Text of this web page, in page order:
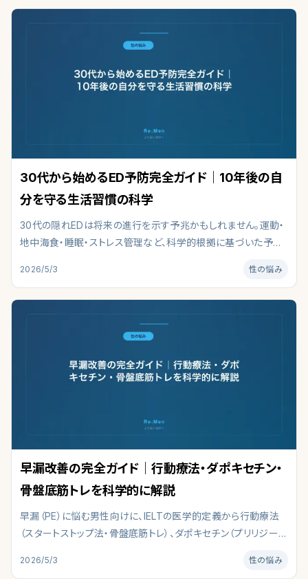
30代から始めるED予防完全ガイド｜10年後の自
分を守る生活習慣の科学
30代の隠れEDは将来の進行を示す予兆かもしれません。運動・
地中海食・睡眠・ストレス管理など、科学的根拠に基づいた予防
ック相談すべきサインまで網羅した30代男性のための完全ガイ
2026/5/3 性の悩み
早漏改善の完全ガイド｜行動療法・ダポキセチン・
骨盤底筋トレを科学的に解説
早漏（PE）に悩む男性向けに、IELTの医学的定義から行動療法
（スタートストップ法・骨盤底筋トレ）、ダポキセチン（プリリジー）
3〜4割が抱える射精コントロールの悩みを、自宅対策と医療相
2026/5/3 性の悩み